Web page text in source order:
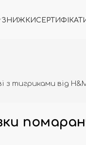
ЗНИЖКИ
з тигриками від